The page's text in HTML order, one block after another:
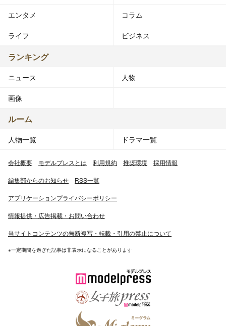
エンタメ コラム
ライフ ビジネス
ランキング
ニュース 人物
画像
ルーム
人物一覧 ドラマ一覧
会社概要 モデルプレスとは 利用規約 推奨環境 採用情報
編集部からのお知らせ RSS一覧
アプリケーションプライバシーポリシー
情報提供・広告掲載・お問い合わせ
当サイトコンテンツの無断複写・転載・引用の禁止について
※一定期間を過ぎた記事は非表示になることがあります